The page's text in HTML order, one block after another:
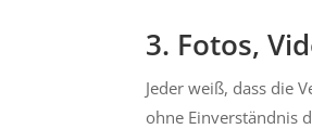
3. Fotos,
Jeder weiß, dass die
ohne Einverständnis